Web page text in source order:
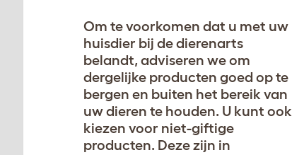
Om te voorkomen dat u met uw
huisdier bij de dierenarts
belandt, adviseren we om
dergelijke producten goed op te
bergen en buiten het bereik van
uw dieren te houden. U kunt ook
kiezen voor niet-giftige
producten. Deze zijn in